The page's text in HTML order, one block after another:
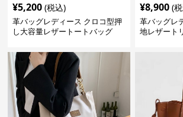
¥5,200 (税込)
革バッグレディース クロコ型押
し大容量レザートートバッグ
¥8,900 (
革バッグレ
地レザート